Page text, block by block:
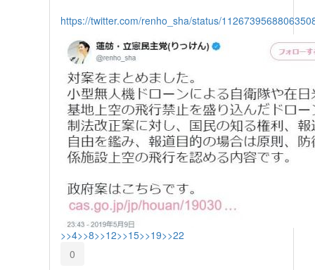
https://twitter.com/renho_sha/status/
>>4>>8>>12>>15>>19>>22
0